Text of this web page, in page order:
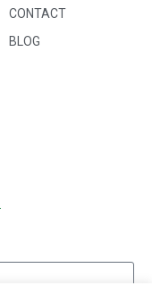
CONTACT
BLOG